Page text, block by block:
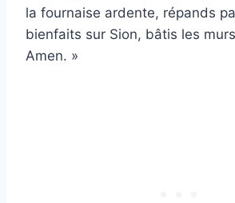
la fournaise ardente, répands
bienfaits sur Sion, bâtis les
Amen. »